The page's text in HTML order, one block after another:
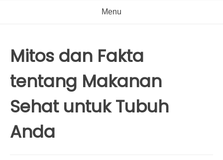
Menu
Mitos dan Fakta
tentang Makanan
Sehat untuk Tubuh
Anda